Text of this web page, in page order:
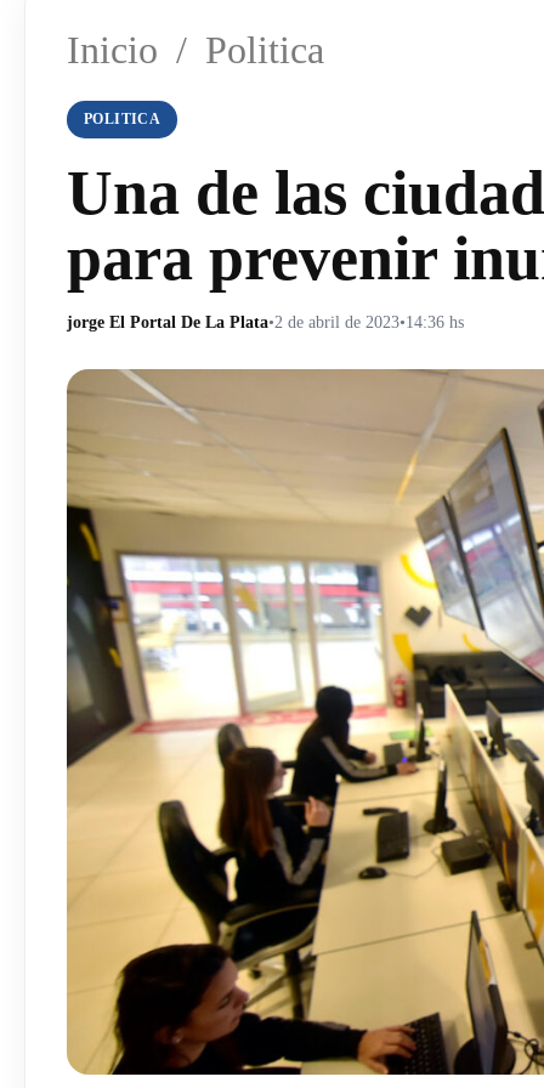
Inicio / Politica
POLITICA
Una de las
para prevenir
jorge El Portal De La Plata•2 de abril de 2023•14:36 hs